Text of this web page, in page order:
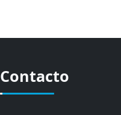
Contacto